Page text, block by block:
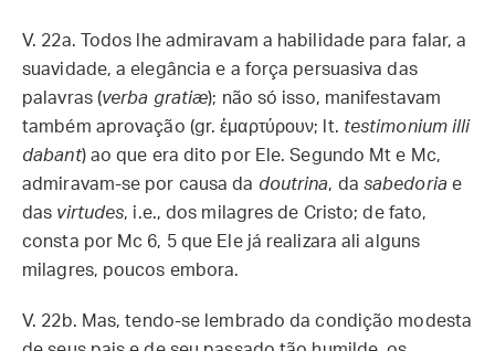
V. 22a.
Todos lhe admiravam a habilidade para falar, a
suavidade, a elegância e a força persuasiva das
palavras (verba gratiæ); não só isso, manifestavam
também aprovação (gr. ἐμαρτύρουν; lt. testimonium illi
dabant) ao que era dito por Ele. Segundo Mt e Mc,
admiravam-se por causa da doutrina, da sabedoriae
das virtudes, i.e., dos milagres de Cristo; de fato,
consta por Mc 6, 5 que Ele já realizara ali alguns
milagres, poucos embora.
V. 22b. Mas, tendo-se lembrado da condição modesta